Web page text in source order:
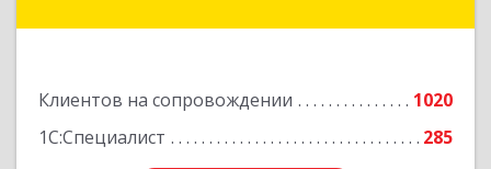
Клиентов на сопровождении
1020
1С:Специалист
285